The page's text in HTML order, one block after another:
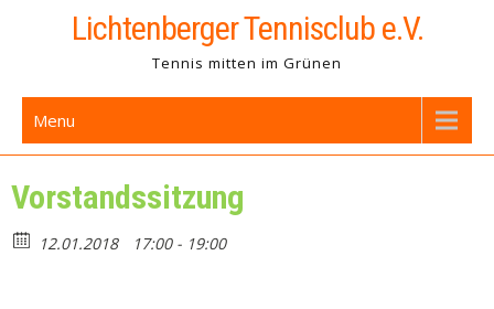
Lichtenberger Tennisclub e.V.
Tennis mitten im Grünen
Menu
Vorstandssitzung
12.01.2018 17:00 - 19:00